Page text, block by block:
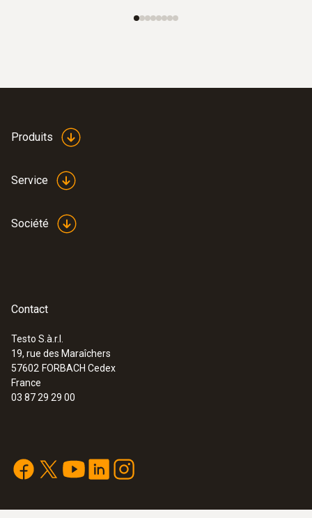
testo 510i - manomètre différentiel
avec commande Smartphone
au repos
127,00 €
Produits
Service
Société
Contact
Testo S.à.r.l.
19, rue des Maraîchers
57602 FORBACH Cedex
France
03 87 29 29 00